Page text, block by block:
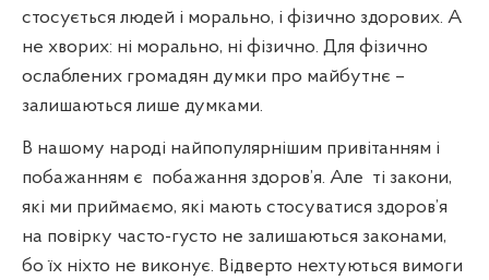
стосується людей і морально, і фізично здорових. А
не хворих: ні морально, ні фізично. Для фізично
ослаблених громадян думки про майбутнє –
залишаються лише думками.
В нашому народі найпопулярнішим привітанням і
побажанням є побажання здоров’я. Але ті закони,
які ми приймаємо, які мають стосуватися здоров’я
на повірку часто-густо не залишаються законами,
бо їх ніхто не виконує. Відверто нехтуються вимоги